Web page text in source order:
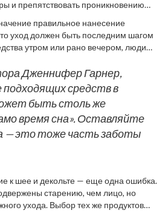
на жирной коже может вызвать
сухой коже просто не дадут нужного
и препятствовать проникновению
преждевременного старения.
позволяет коже «дышать» и
правильное нанесение
уход должен быть последним шагом
утром или рано вечером, люди
предназначении. Это может
так как кожа с течением
и реагирует на них по-разному.
шагу непосредственно перед сном,
на полную мощность именно тогда,
восприимчива.
Дженнифер Гарнер,
подходящих средств в
быть столь же
время сна». Оставляйте
— это тоже часть заботы
к шее и декольте — еще одна ошибка.
старению, чем лицо, но
ухода. Выбор тех же продуктов